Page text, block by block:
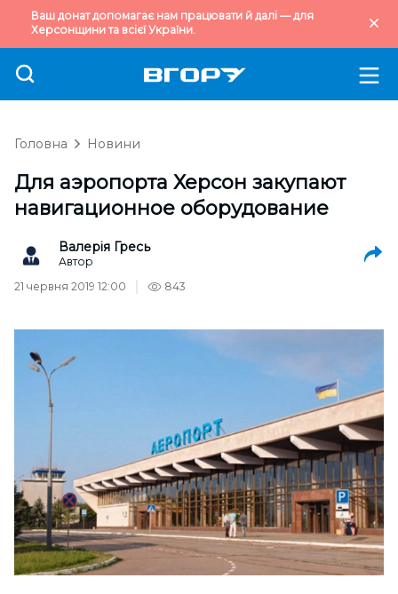
Ваш донат допомагає нам працювати й далі — для
Херсонщини та всієї України.
Головна Новини
Для аэропорта Херсон закупают
навигационное оборудование
Валерія Гресь
Автор
21 червня 2019 12:00
843